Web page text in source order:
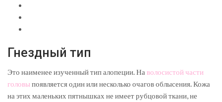
Гнездный тип
Это наименее изученный тип алопеции. На волосистой части
головыпоявляется один или несколько очагов облысения. Кожа
на этих маленьких пятнышках не имеет рубцовой ткани, не